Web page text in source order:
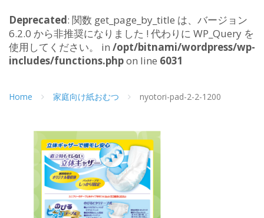
Deprecated: 関数 get_page_by_title は、バージョン
6.2.0 から非推奨になりました ! 代わりに WP_Query を
使用してください。 in /opt/bitnami/wordpress/wp-
includes/functions.phpon line 6031
Home 家庭向け紙おむつ nyotori-pad-2-2-1200